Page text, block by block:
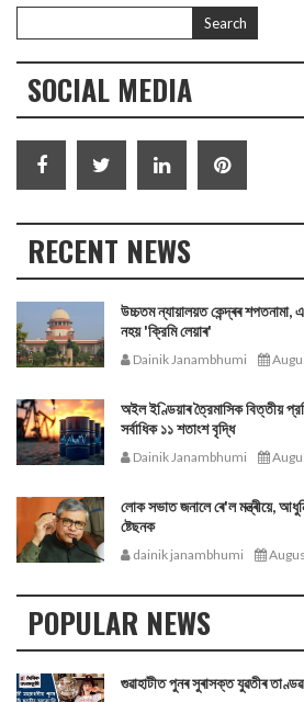
SOCIAL MEDIA
RECENT NEWS
উচ্চতম ন্যায়ালয়ত কেন্দ্ৰৰ
নহয় 'ক্রিমি লেয়াৰ'
Dainik Janambhumi
অইল ইণ্ডিয়াৰ ত্রৈমাসিক বিত্তীয়
সর্বাধিক ১১ শতাংশ বৃদ্ধি
Dainik Janambhumi
লোক সভাত জনালে ৰে'ল মন্ত্ৰীয়ে,
ষ্টেছনক
dainik janambhumi
POPULAR NEWS
গুৱাহাটীত পুনৰ সুৰাসক্ত যুৱতীৰ তাণ্ডৱ